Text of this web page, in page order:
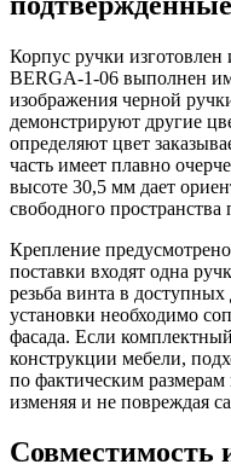
Корпус ручки изготовлен
BERGA-1-06 выполнен
изображения черной
демонстрируют другие
определяют цвет
часть имеет плавно
высоте 30,5 мм дает
свободного пространства
Крепление
поставки входят одна
резьба винта в
установки необходимо
фасада. Если
конструкции мебели,
по фактическим размерам
изменяя и не повреждая
Совместимость